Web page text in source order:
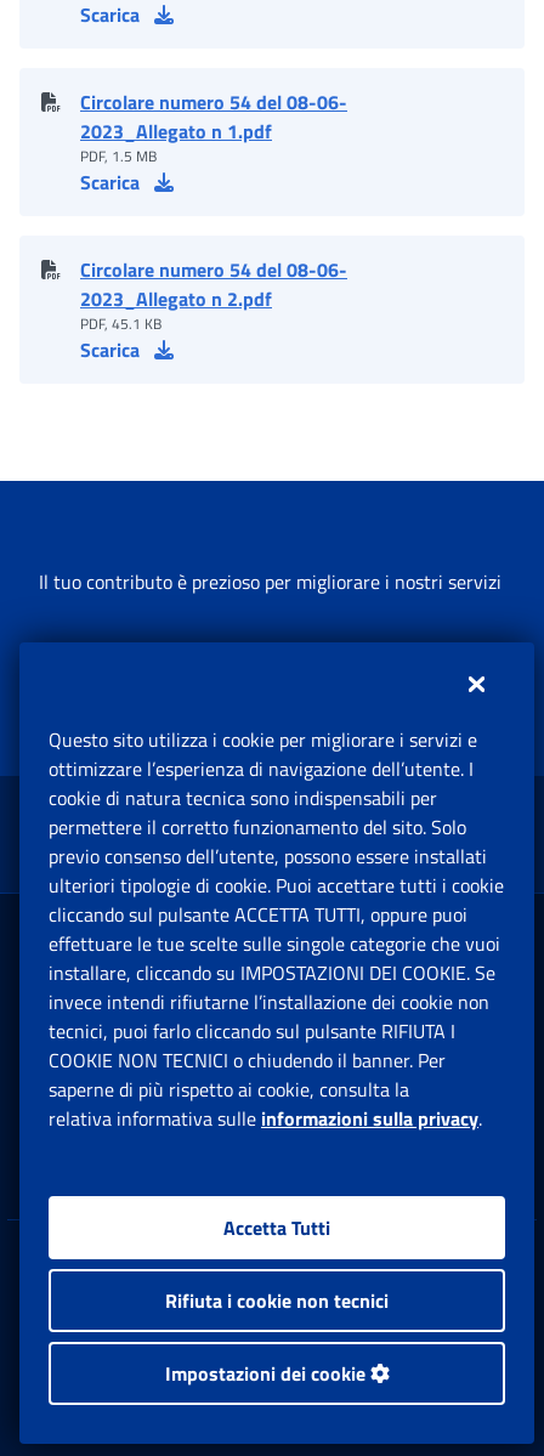
Scarica
Circolare numero 54 del 08-06-
2023_Allegato n 1.pdf
PDF, 1.5 MB
Scarica
Circolare numero 54 del 08-06-
2023_Allegato n 2.pdf
PDF, 45.1 KB
Scarica
Il tuo contributo è prezioso per migliorare i nostri servizi
Torna su
Pensione e Previdenza
Lavoro
Sostegni, Sussidi e Indennità
Amministrazione trasparente
Dichiarazione accessibilità
Patto con l'utenza
Questo sito utilizza i cookie per migliorare i servizi e
ottimizzare l’esperienza di navigazione dell’utente. I
cookie di natura tecnica sono indispensabili per
permettere il corretto funzionamento del sito. Solo
previo consenso dell’utente, possono essere installati
ulteriori tipologie di cookie. Puoi accettare tutti i cookie
cliccando sul pulsante ACCETTA TUTTI, oppure puoi
effettuare le tue scelte sulle singole categorie che vuoi
installare, cliccando su IMPOSTAZIONI DEI COOKIE. Se
invece intendi rifiutarne l’installazione dei cookie non
tecnici, puoi farlo cliccando sul pulsante RIFIUTA I
COOKIE NON TECNICI o chiudendo il banner. Per
saperne di più rispetto ai cookie, consulta la
relativa informativa sulle informazioni sulla privacy.
Accetta Tutti
Rifiuta i cookie non tecnici
Impostazioni dei cookie